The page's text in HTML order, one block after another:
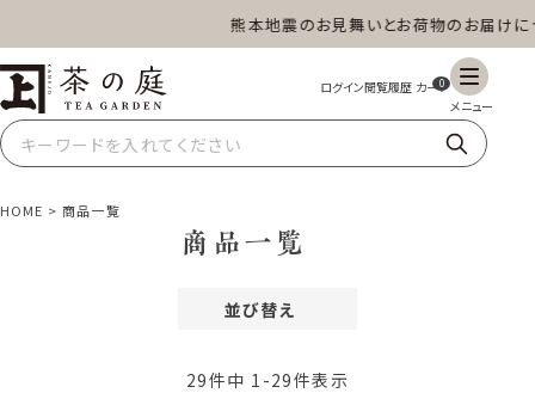
熊本地震のお見舞いとお荷物のお届けについ
茶の庭オンラインショップ 0
ギフト 特上高級茶 深蒸し茶 水出し茶
HOME 商品一覧
商品一覧
並び替え
価格が安い順
29件中 1 -29件表示